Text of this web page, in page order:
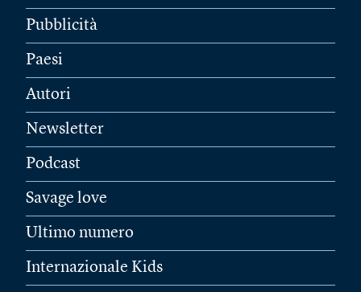
Pubblicità
Paesi
Autori
Newsletter
Podcast
Savage love
Ultimo numero
Internazionale Kids